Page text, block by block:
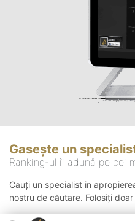
Gasește un
Ranking-ul îi adună pe cei
Cauți un specialist in
nostru de căutare. Folosiți